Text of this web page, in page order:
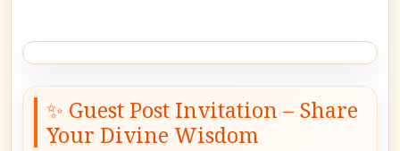
✨ Guest Post Invitation – Share
Your Divine Wisdom